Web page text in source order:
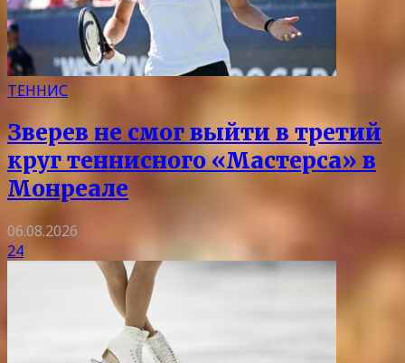
ТЕННИС
Зверев не смог выйти в третий
круг теннисного «Мастерса» в
Монреале
06.08.2026
24